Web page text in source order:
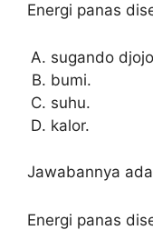
Energi panas
sugando
bumi.
suhu.
kalor.
Jawabannya
Energi panas